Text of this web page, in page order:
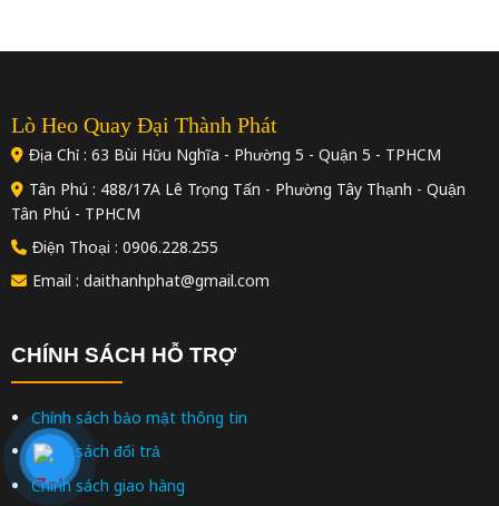
Lò Heo Quay Đại Thành Phát
Địa Chỉ : 63 Bùi Hữu Nghĩa - Phường 5 - Quận 5 - TPHCM
Tân Phú : 488/17A Lê Trọng Tấn - Phường Tây Thạnh - Quận
Tân Phú - TPHCM
Điện Thoại : 0906.228.255
Email : daithanhphat@gmail.com
CHÍNH SÁCH HỖ TRỢ
Chính sách bảo mật thông tin
Chính sách đổi trả
Chính sách giao hàng